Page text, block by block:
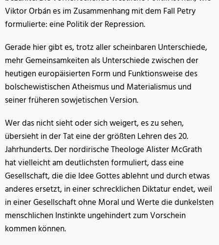
Viktor Orbán es im Zusammenhang mit dem Fall Petry
formulierte: eine Politik der Repression.
Gerade hier gibt es, trotz aller scheinbaren Unterschiede,
mehr Gemeinsamkeiten als Unterschiede zwischen der
heutigen europäisierten Form und Funktionsweise des
bolschewistischen Atheismus und Materialismus und
seiner früheren sowjetischen Version.
Wer das nicht sieht oder sich weigert, es zu sehen,
übersieht in der Tat eine der größten Lehren des 20.
Jahrhunderts. Der nordirische Theologe Alister McGrath
hat vielleicht am deutlichsten formuliert, dass eine
Gesellschaft, die die Idee Gottes ablehnt und durch etwas
anderes ersetzt, in einer schrecklichen Diktatur endet, weil
in einer Gesellschaft ohne Moral und Werte die dunkelsten
menschlichen Instinkte ungehindert zum Vorschein
kommen können.